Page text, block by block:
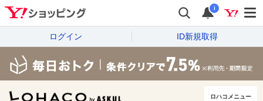
i
ログイン ID新規取得
ロハコメニュー